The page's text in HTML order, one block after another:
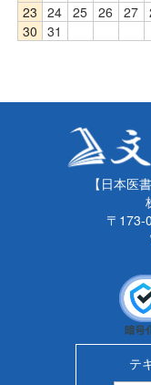
23
24 25 26 27
30
31
【日本医
〒173-
テ